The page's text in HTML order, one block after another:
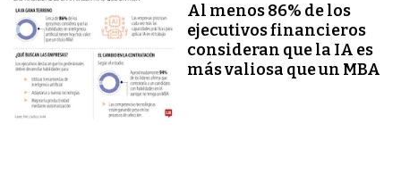
Al menos 86% de los
ejecutivos financieros
consideran que la IA es
más valiosa que un MBA